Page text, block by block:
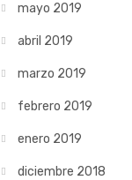
mayo 2019
abril 2019
marzo 2019
febrero 2019
enero 2019
diciembre 2018